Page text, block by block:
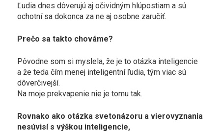
Ľudia dnes dôverujú aj očividným hlúpostiam a sú
ochotní sa dokonca za ne aj osobne zaručiť.
Prečo sa takto chováme?
Pôvodne som si myslela, že je to otázka inteligencie
a že teda čím menej inteligentní ľudia, tým viac sú
dôverčivejší.
Na moje prekvapenie nie je tomu tak.
Rovnako ako otázka svetonázoru a vierovyznania
nesúvisí s výškou inteligencie,